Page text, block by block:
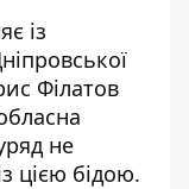
із
Філатов
не
цією бідою.